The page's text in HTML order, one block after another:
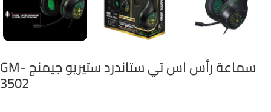
سماعة رأس اس تي ستاندرد ستيريو جيمنج GM-
3502